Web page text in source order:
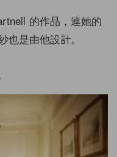
的作品，連她的
也是由他設計。